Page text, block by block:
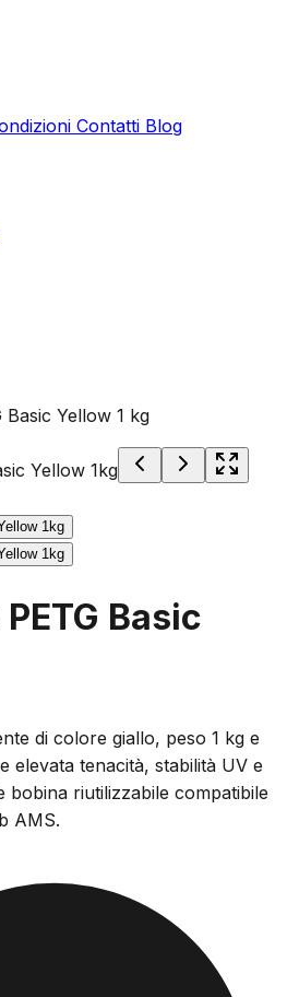
Contatti Blog
Basic Yellow 1 kg
Basic
di colore giallo, peso 1 kg e
elevata tenacità, stabilità UV e
bobina riutilizzabile compatibile
AMS.